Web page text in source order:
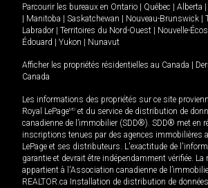
Parcourir les bureaux en Ontario Québec Alberta
Manitoba Saskatchewan Nouveau-Brunswick
Labrador
Territoires du Nord-Ouest Nouvelle-
Édouard
Yukon Nunavut
Afficher les propriétés résidentielles au Canada
Canada
Les informations des propriétés sur ce site
Royal LePageMD et du service de distribution de
canadienne de l’immobilier (SDD®). SDD® met en
inscriptions tenues par des agences immobilières
LePage et ses distributeurs. L'exactitude de
garantie et devrait être indépendamment vérifiée.
appartient à l'Association canadienne de
REALTOR.ca Installation de distribution de